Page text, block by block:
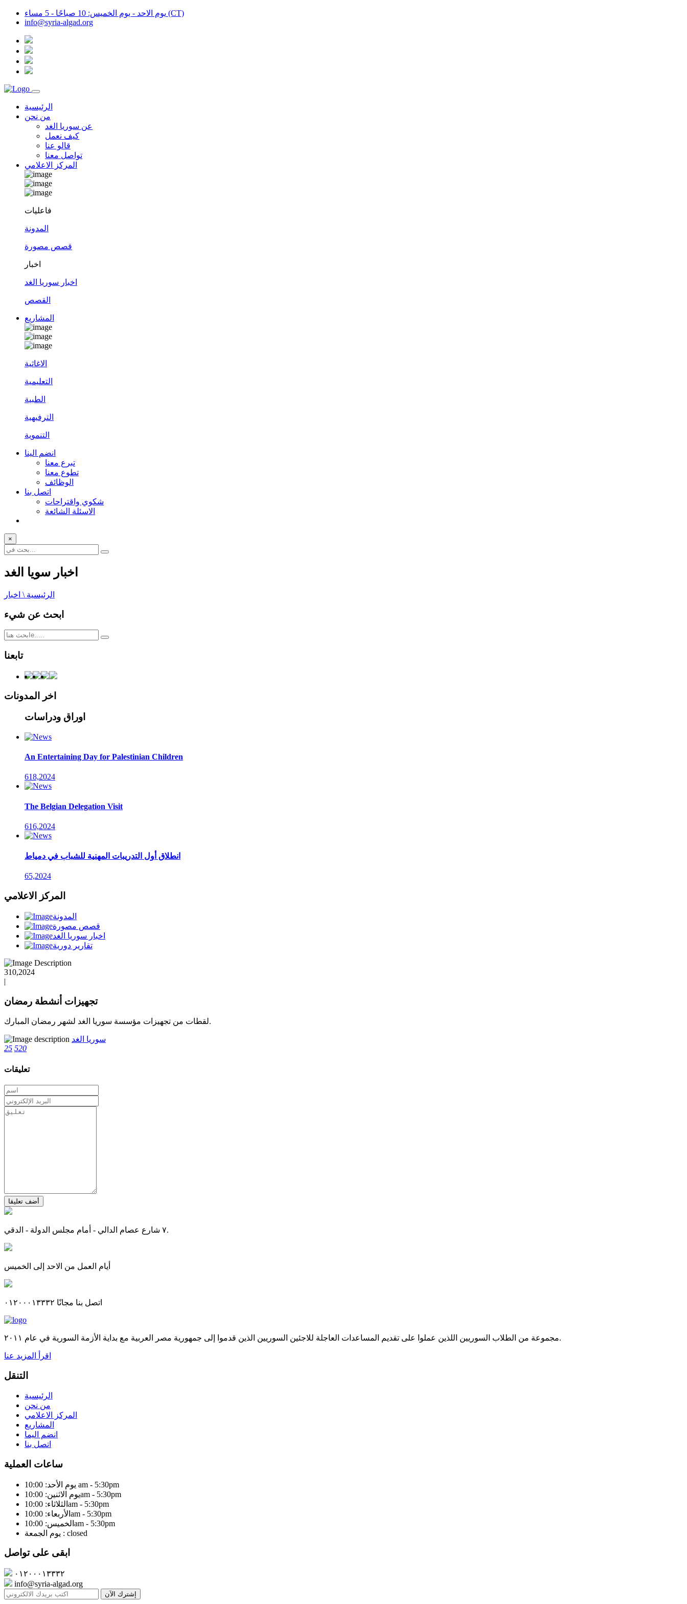
يوم الاحد - يوم الخميس: 10 صباحًا - 5 مساء (CT)
info@syria-algad.org
الرئيسية
من نحن
عن سوريا الغد
كيف نعمل
قالو عنا
تواصل معنا
المركز الاعلامي
فاعليات
المدونة
قصص مصورة
اخبار
اخبار سوريا الغد
القصص
المشاريع
الاغاثية
التعليمية
الطبية
الترفيهية
التنموية
انضم الينا
تبرع معنا
تطوع معنا
الوظائف
اتصل بنا
شكوي واقتراحات
الاسئلة الشائعة
×
اخبار سويا الغد
الرئيسية \ اخبار
ابحث عن شيء
تابعنا
اخر المدونات
اوراق ودراسات
An Entertaining Day for Palestinian Children
618,2024
The Belgian Delegation Visit
616,2024
انطلاق أول التدريبات المهنية للشباب في دمياط
65,2024
المركز الاعلامي
المدونة
قصص مصورة
اخبار سوريا الغد
تقارير دورية
310,2024
|
تجهيزات أنشطة رمضان
لقطات من تجهيزات مؤسسة سوريا الغد لشهر رمضان المبارك.
سوريا الغد
25 520
تعليقات
أضف تعليقا
٧ شارع عصام الدالي - أمام مجلس الدولة - الدقي.
أيام العمل من الاحد إلى الخميس
اتصل بنا مجانًا ٠١٢٠٠٠١٣٣٣٢
مجموعة من الطلاب السوريين اللذين عملوا على تقديم المساعدات العاجلة للاجئين السوريين الذين قدموا إلى جمهورية مصر العربية مع بداية الأزمة السورية في عام ٢٠١١.
اقرأ المزيد عنا
التنقل
الرئيسية
من نحن
المركز الاعلامي
المشاريع
انضم اليما
اتصل بنا
ساعات العملية
يوم الأحد: 10:00 am - 5:30pm
يوم الاثنين: 10:00am - 5:30pm
الثلاثاء: 10:00am - 5:30pm
الأربعاء: 10:00am - 5:30pm
الخميس: 10:00am - 5:30pm
يوم الجمعة : closed
ابقى على تواصل
٠١٢٠٠٠١٣٣٣٢
info@syria-algad.org
إشترك الآن